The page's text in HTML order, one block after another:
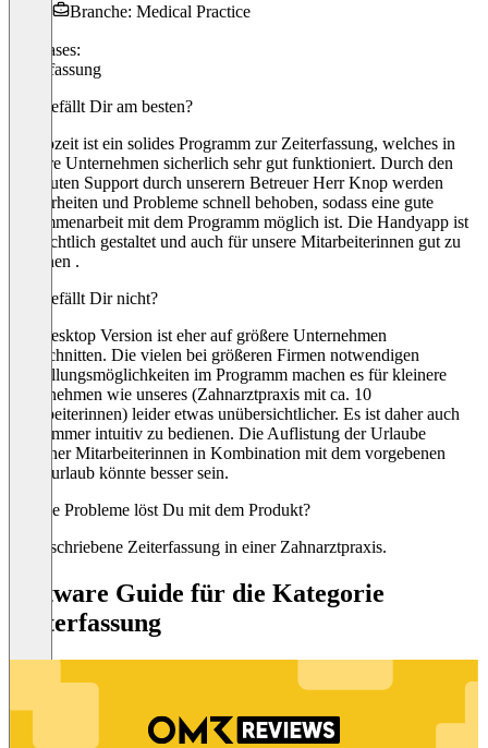
Branche: Medical Practice
Use cases:
Zeiterfassung
Was gefällt Dir am besten?
Momozeit ist ein solides Programm zur Zeiterfassung, welches in
größere Unternehmen sicherlich sehr gut funktioniert. Durch den
sehr guten Support durch unserern Betreuer Herr Knop werden
Unklarheiten und Probleme schnell behoben, sodass eine gute
Zusammenarbeit mit dem Programm möglich ist. Die Handyapp ist
übersichtlich gestaltet und auch für unsere Mitarbeiterinnen gut zu
bedienen .
Was gefällt Dir nicht?
Die Desktop Version ist eher auf größere Unternehmen
zugeschnitten. Die vielen bei größeren Firmen notwendigen
Einstellungsmöglichkeiten im Programm machen es für kleinere
Unternehmen wie unseres (Zahnarztpraxis mit ca. 10
Mitarbeiterinnen) leider etwas unübersichtlicher. Es ist daher auch
nicht immer intuitiv zu bedienen. Die Auflistung der Urlaube
einzelner Mitarbeiterinnen in Kombination mit dem vorgebenen
Praxisurlaub könnte besser sein.
Welche Probleme löst Du mit dem Produkt?
Vorgeschriebene Zeiterfassung in einer Zahnarztpraxis.
Software Guide für die Kategorie
Zeiterfassung